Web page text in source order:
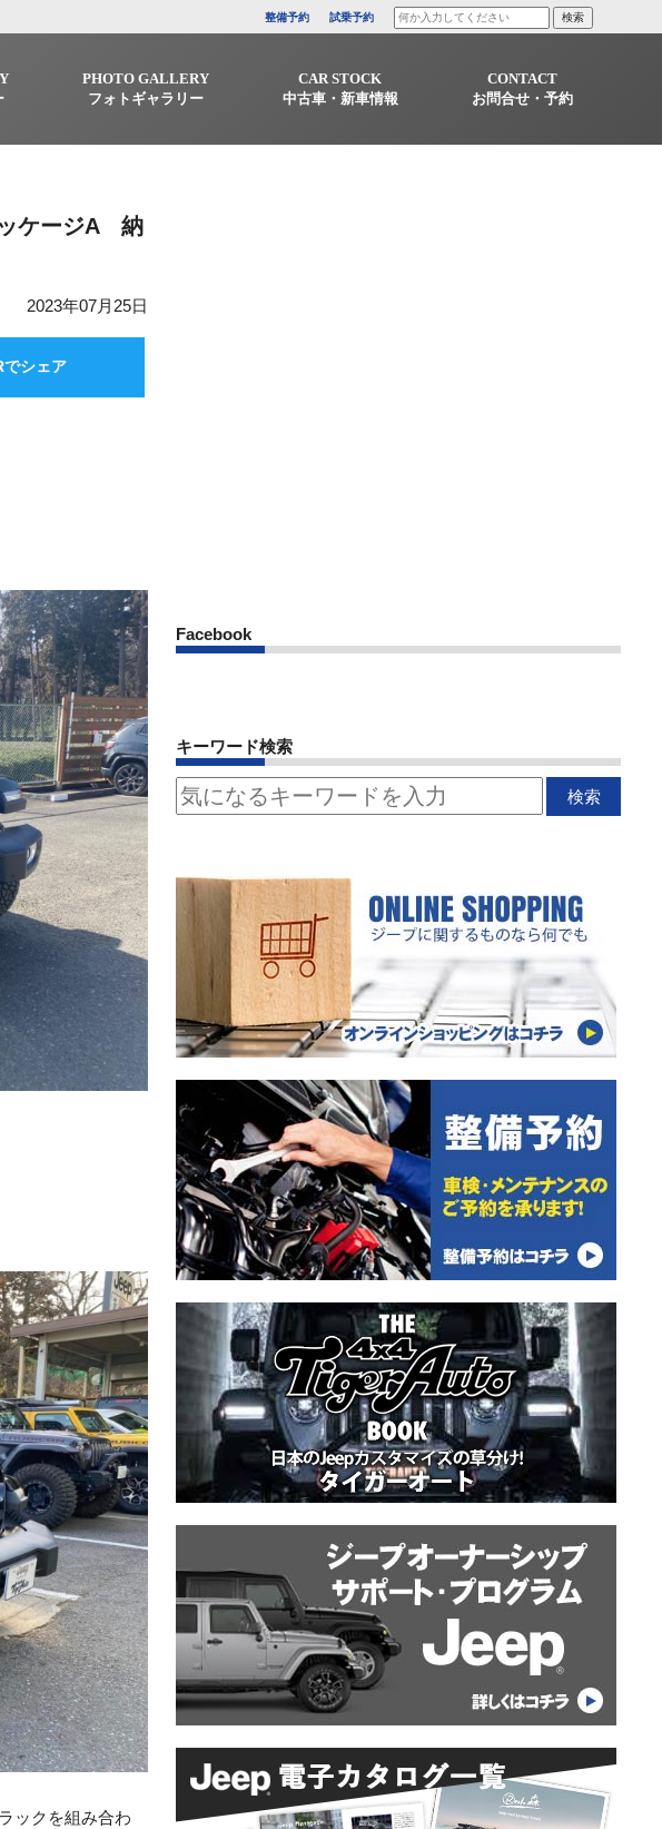
整備予約 試乗予約
PHOTO GALLERY
フォトギャラリー
CAR STOCK
中古車・新車情報
CONTACT
お問合せ・予約
ケージA 納
2023年07月25日
シェア
ックを組み合わ
Facebook
キーワード検索